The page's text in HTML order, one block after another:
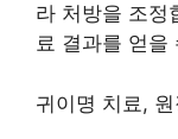
라 처방을 조정
료 결과를 얻을
귀이명 치료,